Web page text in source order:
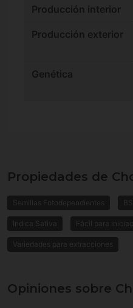
Producción interior
Producción exterior
Genética
Propiedades de
Semillas Fotodependientes
Indica Sativa Fácil para
Variedades para extracciones
Opiniones sobre